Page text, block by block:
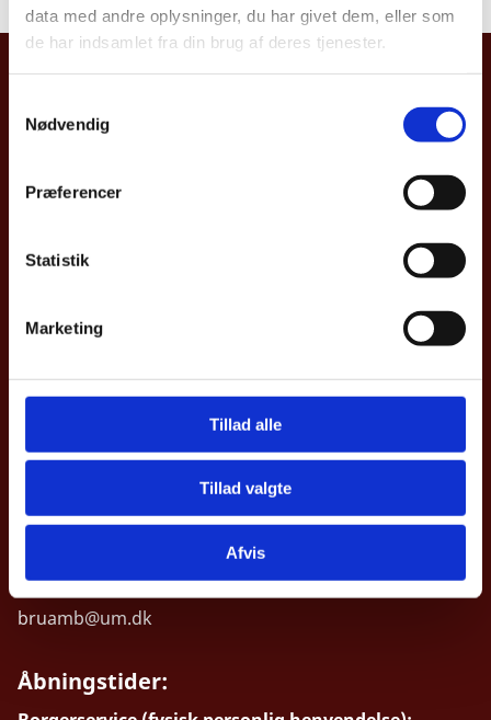
data med andre oplysninger, du har givet dem, eller som
de har indsamlet fra din brug af deres tjenester.
Nødvendig
Præferencer
Statistik
Marketing
Tillad alle
Tillad valgte
Afvis
Danmarks Ambassade, Belgien
Rue d'Arlon/Aarlenstraat 73
Kontakt
Tel: +32 (0)2 233 09 00
bruamb@um.dk
Åbningstider: